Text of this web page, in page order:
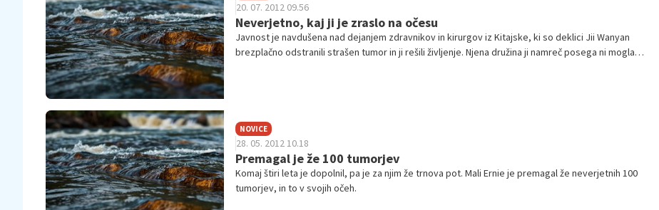
20. 07. 2012 09.56
Neverjetno, kaj ji je zraslo na očesu
Javnost je navdušena nad dejanjem zdravnikov in kirurgov iz Kitajske, ki so deklici Jii Wanyan
brezplačno odstranili strašen tumor in ji rešili življenje. Njena družina ji namreč posega ni mogla
NOVICE
28. 05. 2012 10.18
Premagal je že 100 tumorjev
Komaj štiri leta je dopolnil, pa je za njim že trnova pot. Mali Ernie je premagal že neverjetnih 100
tumorjev, in to v svojih očeh.